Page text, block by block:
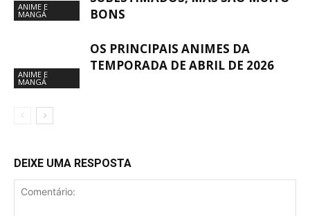
ANIME E
MANGÁ
BONS
ANIME E
MANGÁ
OS PRINCIPAIS ANIMES DA
TEMPORADA DE ABRIL DE 2026
DEIXE UMA RESPOSTA